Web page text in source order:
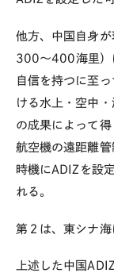
他方、中国自身
300～400海里）
自信を持つに至
ける水上・空中
の成果によって
航空機の遠距離
時機にADIZを設
れる。
第２は、東シナ海
上述した中国